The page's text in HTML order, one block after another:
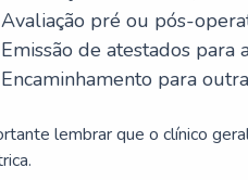
Avaliação pré ou pós-
Emissão de atestados para
Encaminhamento para
lembrar que o clínico